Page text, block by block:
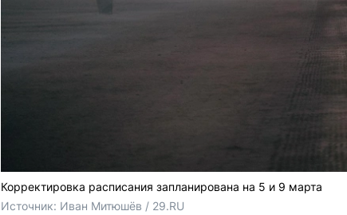
Корректировка расписания запланирована на 5 и 9 марта
Источник: Иван Митюшёв / 29.RU